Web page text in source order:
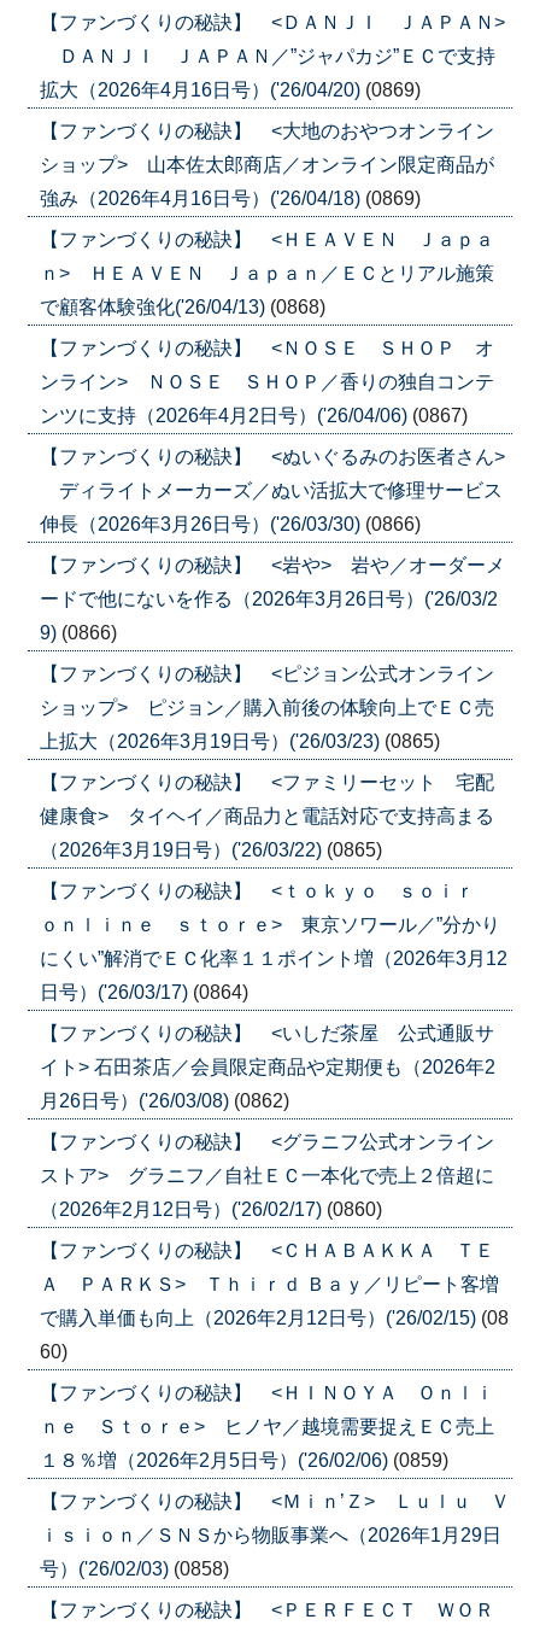
【ファンづくりの秘訣】 <ＤＡＮＪＩ ＪＡＰＡＮ>
ＤＡＮＪＩ ＪＡＰＡＮ／”ジャパカジ”ＥＣで支持
拡大（2026年4月16日号）('26/04/20) (0869)
【ファンづくりの秘訣】 <大地のおやつオンライン
ショップ> 山本佐太郎商店／オンライン限定商品が
強み（2026年4月16日号）('26/04/18) (0869)
【ファンづくりの秘訣】 <ＨＥＡＶＥＮ Ｊａｐａ
ｎ> ＨＥＡＶＥＮ Ｊａｐａｎ／ＥＣとリアル施策
で顧客体験強化('26/04/13) (0868)
【ファンづくりの秘訣】 <ＮＯＳＥ ＳＨＯＰ オ
ンライン> ＮＯＳＥ ＳＨＯＰ／香りの独自コンテ
ンツに支持（2026年4月2日号）('26/04/06) (0867)
【ファンづくりの秘訣】 <ぬいぐるみのお医者さん>
ディライトメーカーズ／ぬい活拡大で修理サービス
伸長（2026年3月26日号）('26/03/30) (0866)
【ファンづくりの秘訣】 <岩や> 岩や／オーダーメ
ードで他にないを作る（2026年3月26日号）('26/03/2
9) (0866)
【ファンづくりの秘訣】 <ピジョン公式オンライン
ショップ> ピジョン／購入前後の体験向上でＥＣ売
上拡大（2026年3月19日号）('26/03/23) (0865)
【ファンづくりの秘訣】 <ファミリーセット 宅配
健康食> タイヘイ／商品力と電話対応で支持高まる
（2026年3月19日号）('26/03/22) (0865)
【ファンづくりの秘訣】 <ｔｏｋｙｏ ｓｏｉｒ
ｏｎｌｉｎｅ ｓｔｏｒｅ> 東京ソワール／”分かり
にくい”解消でＥＣ化率１１ポイント増（2026年3月12
日号）('26/03/17) (0864)
【ファンづくりの秘訣】 <いしだ茶屋 公式通販サ
イト> 石田茶店／会員限定商品や定期便も（2026年2
月26日号）('26/03/08) (0862)
【ファンづくりの秘訣】 <グラニフ公式オンライン
ストア> グラニフ／自社ＥＣ一本化で売上２倍超に
（2026年2月12日号）('26/02/17) (0860)
【ファンづくりの秘訣】 <ＣＨＡＢＡＫＫＡ ＴＥ
Ａ ＰＡＲＫＳ> Ｔｈｉｒｄ Ｂａｙ／リピート客増
で購入単価も向上（2026年2月12日号）('26/02/15) (08
60)
【ファンづくりの秘訣】 <ＨＩＮＯＹＡ Ｏｎｌｉ
ｎｅ Ｓｔｏｒｅ> ヒノヤ／越境需要捉えＥＣ売上
１８％増（2026年2月5日号）('26/02/06) (0859)
【ファンづくりの秘訣】 <Ｍｉｎ’Ｚ> Ｌｕｌｕ Ｖ
ｉｓｉｏｎ／ＳＮＳから物販事業へ（2026年1月29日
号）('26/02/03) (0858)
【ファンづくりの秘訣】 <ＰＥＲＦＥＣＴ ＷＯＲ